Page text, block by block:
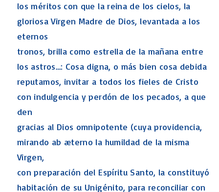
los méritos con que la reina de los cielos, la
gloriosa Virgen Madre de Dios, levantada a los
eternos
tronos, brilla como estrella de la mañana entre
los astros…: Cosa digna, o más bien cosa debida
reputamos, invitar a todos los fieles de Cristo
con indulgencia y perdón de los pecados, a que
den
gracias al Dios omnipotente (cuya providencia,
mirando ab æterno la humildad de la misma
Virgen,
con preparación del Espíritu Santo, la constituyó
habitación de su Unigénito, para reconciliar con